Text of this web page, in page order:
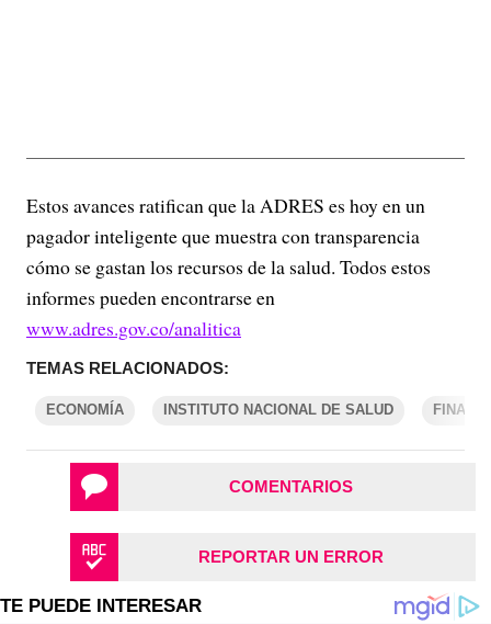
Estos avances ratifican que la ADRES es hoy en un
pagador inteligente que muestra con transparencia
cómo se gastan los recursos de la salud. Todos estos
informes pueden encontrarse en
www.adres.gov.co/analitica
TEMAS RELACIONADOS:
ECONOMÍA INSTITUTO NACIONAL DE SALUD
COMENTARIOS
REPORTAR UN ERROR